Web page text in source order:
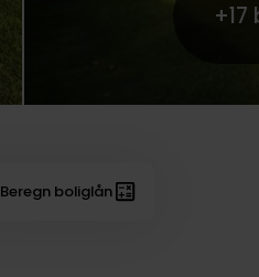
+17
Beregn boliglån